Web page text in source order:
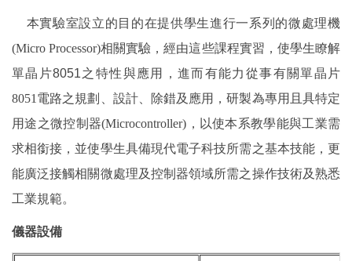
本實驗室設立的目的在提供學生進行一系列的微處理機
(Micro Processor)相關實驗，經由這些課程實習，使學生瞭解
單晶片8051之特性與應用，進而有能力從事有關單晶片
8051 電路之規劃、設計、除錯及應用，研製為專用且具特定
用途之微控制器(Microcontroller) ，以使本系教學能與工業需
求相銜接，並使學生具備現代電子科技所需之基本技能，更
能廣泛接觸相關微處理及控制器領域所需之操作技術及熟悉
工業規範。
儀器設備